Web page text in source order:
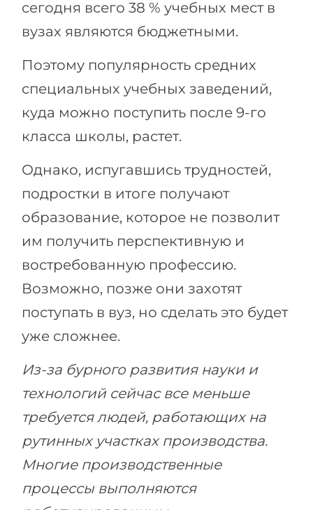
сегодня всего 38 % учебных мест в
вузах являются бюджетными.
Поэтому популярность средних
специальных учебных заведений,
куда можно поступить после 9-го
класса школы, растет.
Однако, испугавшись трудностей,
подростки в итоге получают
образование, которое не позволит
им получить перспективную и
востребованную профессию.
Возможно, позже они захотят
поступать в вуз, но сделать это будет
уже сложнее.
Из-за бурного развития науки и
технологий сейчас все меньше
требуется людей, работающих на
рутинных участках производства.
Многие производственные
процессы выполняются